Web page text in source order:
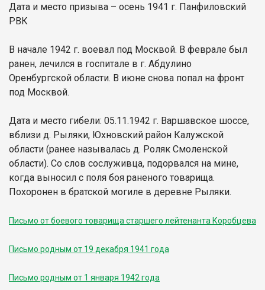
Дата и место призыва – осень 1941 г. Панфиловский
РВК
В начале 1942 г. воевал под Москвой. В феврале был
ранен, лечился в госпитале в г. Абдулино
Оренбургской области. В июне снова попал на фронт
под Москвой.
Дата и место гибели: 05.11.1942 г. Варшавское шоссе,
вблизи д. Рыляки, Юхновский район Калужской
области (ранее называлась д. Роляк Смоленской
области). Со слов сослуживца, подорвался на мине,
когда выносил с поля боя раненого товарища.
Похоронен в братской могиле в деревне Рыляки.
Письмо от боевого товарища старшего лейтенанта Коробцева
Письмо родным от 19 декабря 1941 года
Письмо родным от 1 января 1942 года